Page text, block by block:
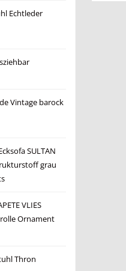
Echtleder
Vintage barock
SULTAN
grau
VLIES
Ornament
Thron